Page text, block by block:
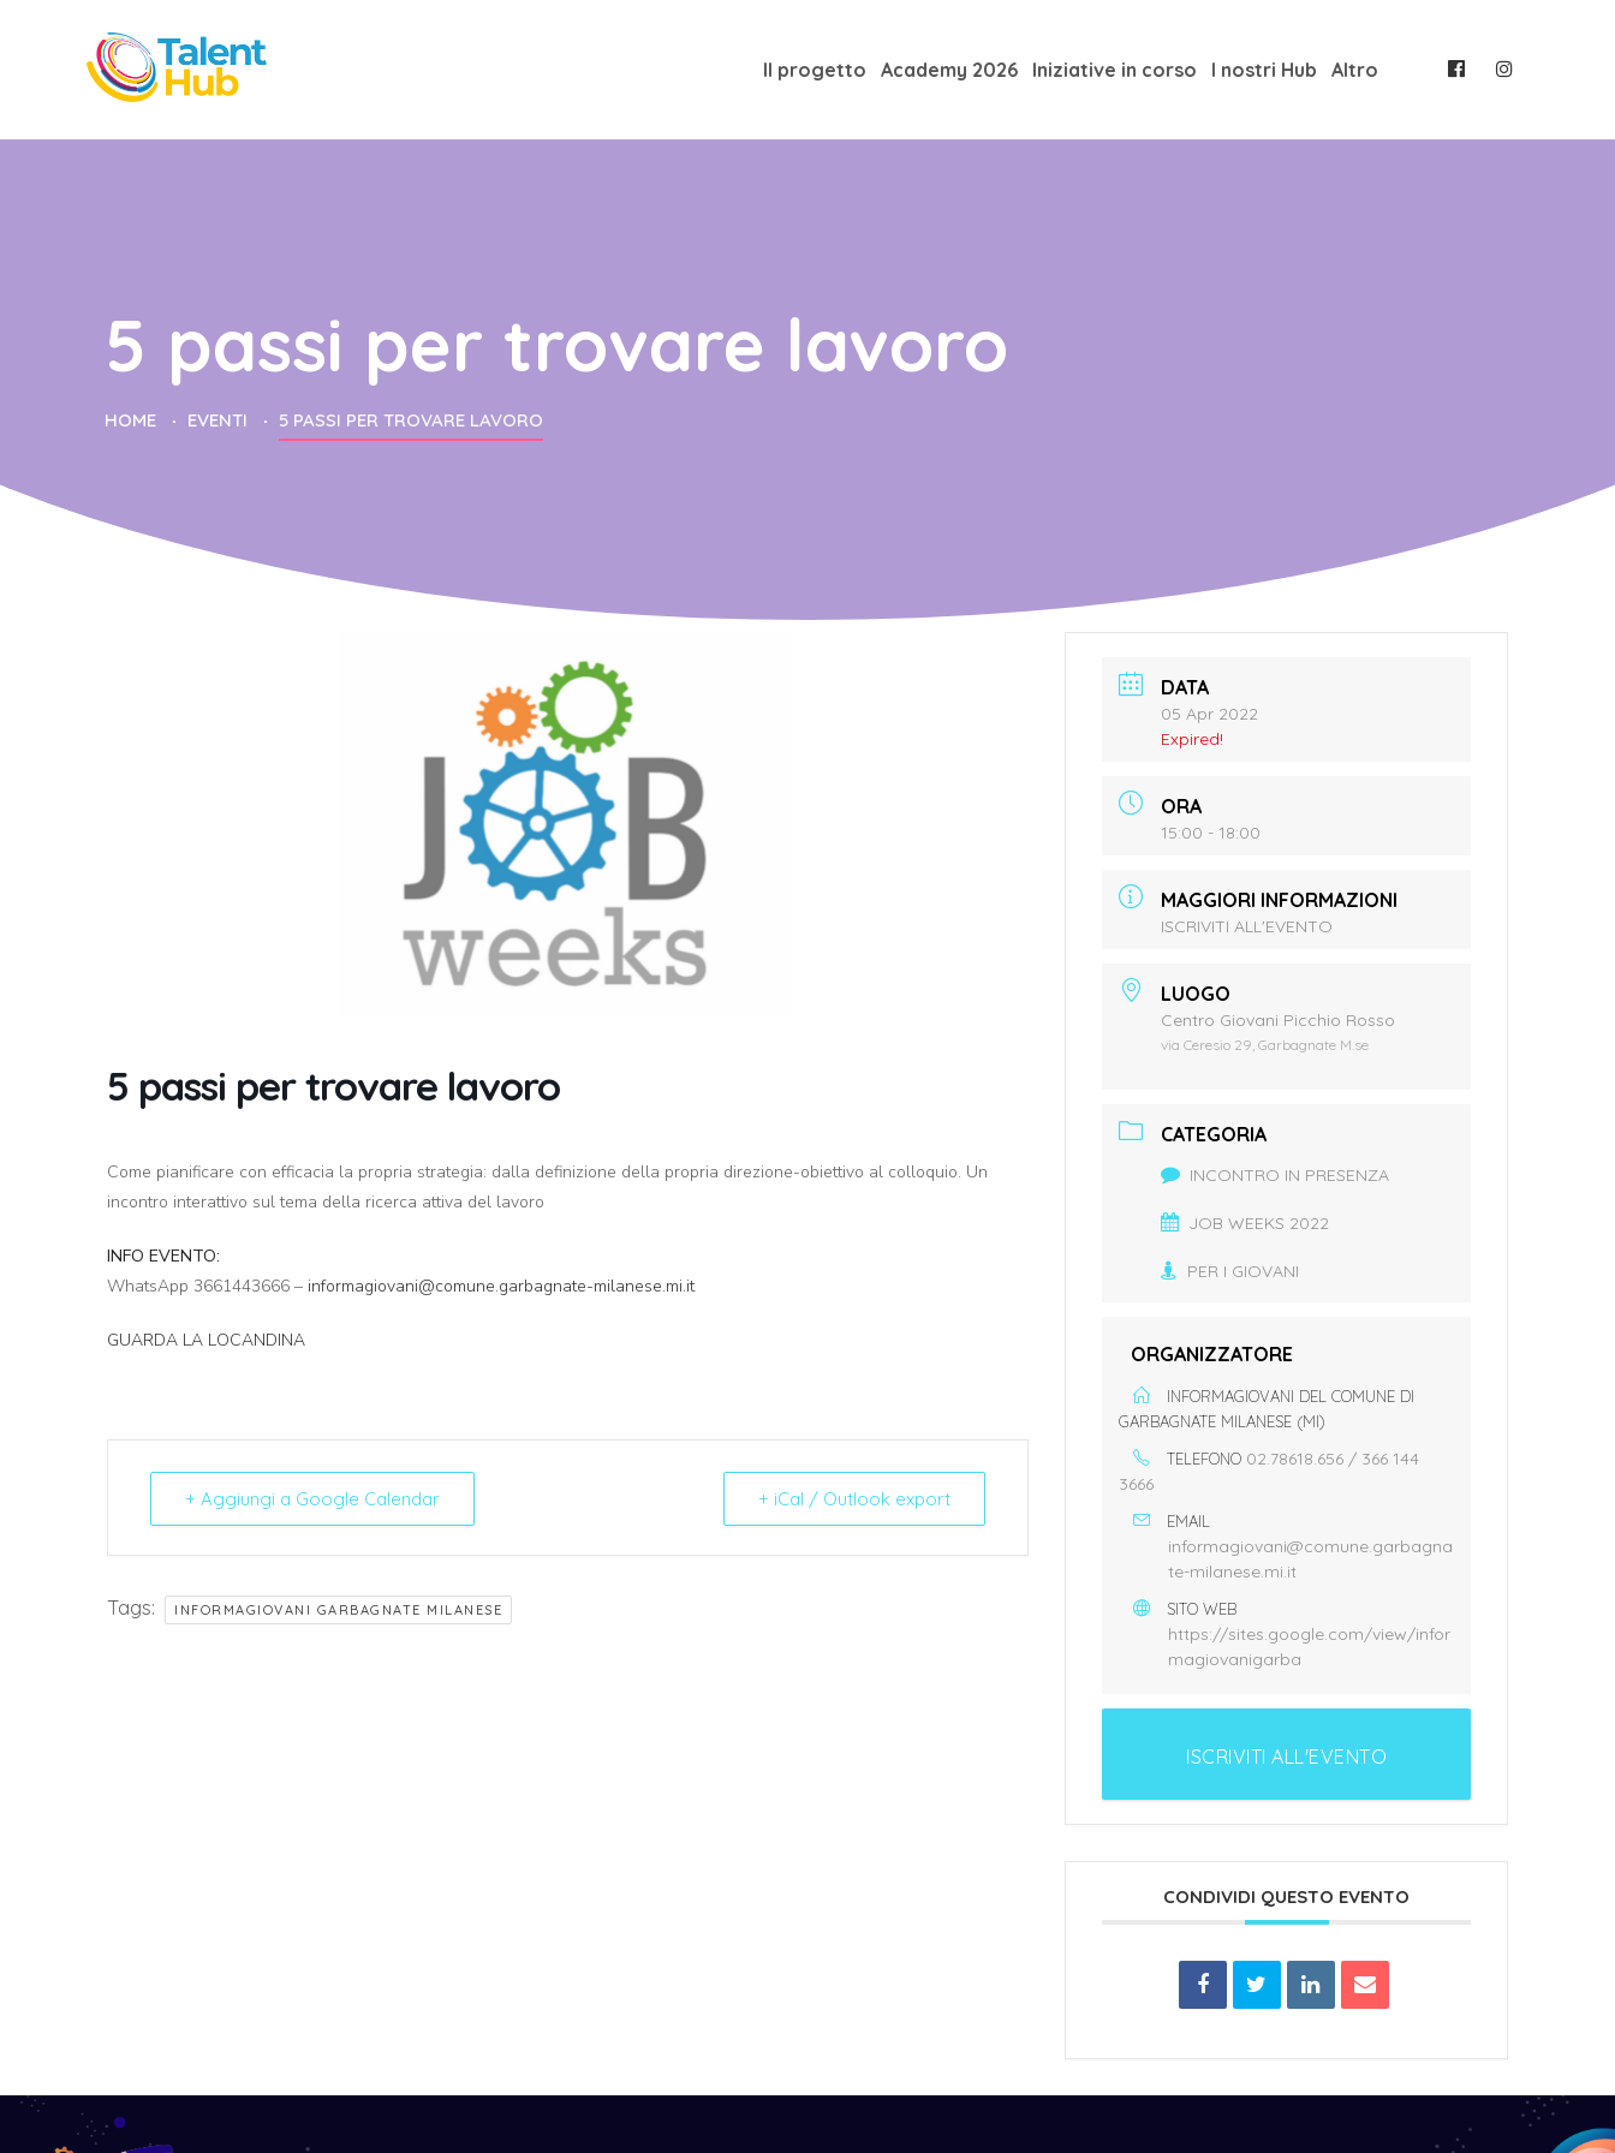
Il progetto Academy 2026 Iniziative in corso I nostri Hub Altro
5 passi per trovare lavoro
HOME EVENTI 5 PASSI PER TROVARE LAVORO
5 passi per trovare lavoro
Come pianificare con efficacia la propria strategia: dalla definizione della propria direzione-obiettivo al colloquio. Un
incontro interattivo sul tema della ricerca attiva del lavoro
INFO EVENTO:
WhatsApp 3661443666 – informagiovani@comune.garbagnate-milanese.mi.it
GUARDA LA LOCANDINA
+ Aggiungi a Google Calendar + iCal / Outlook export
Tags: INFORMAGIOVANI GARBAGNATE MILANESE
DATA
05 Apr 2022
Expired!
ORA
15:00 - 18:00
MAGGIORI INFORMAZIONI
ISCRIVITI ALL'EVENTO
LUOGO
Centro Giovani Picchio Rosso
via Ceresio 29, Garbagnate M.se
CATEGORIA
INCONTRO IN PRESENZA
JOB WEEKS 2022
PER I GIOVANI
ORGANIZZATORE
INFORMAGIOVANI DEL COMUNE DI
GARBAGNATE MILANESE (MI)
TELEFONO 02.78618.656 / 366 144
3666
EMAIL
informagiovani@comune.garbagna
te-milanese.mi.it
SITO WEB
https://sites.google.com/view/infor
magiovanigarba
ISCRIVITI ALL'EVENTO
CONDIVIDI QUESTO EVENTO